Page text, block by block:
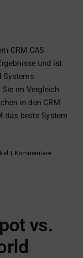
CRM CAS
und ist
Systems
im Vergleich
in den CRM-
das beste System
| Kommentare
vs.